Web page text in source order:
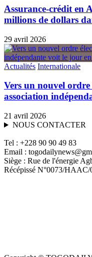
Assurance-crédit en
millions de dollars
29 avril 2026
Actualités Internationale
Vers un nouvel
association
21 avril 2026
NOUS CONTACTER
Tel : +228 90 90 49 83
Email :
Siège : Rue de l'énergie
Récépissé N°0073/